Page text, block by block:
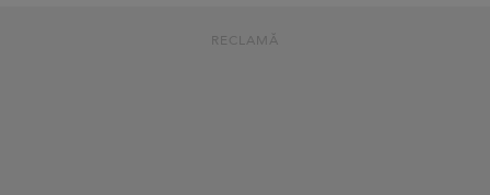
RECLAMĂ